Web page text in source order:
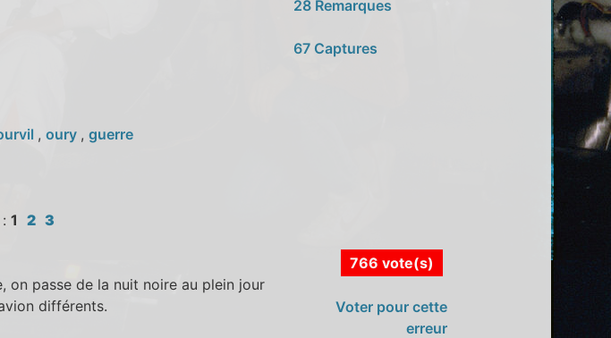
, oury , guerre
28 Remarques
67 Captures
1 2 3
on passe de la nuit noire au plein jour
différents.
766 vote(s)
Voter pour cette
erreur